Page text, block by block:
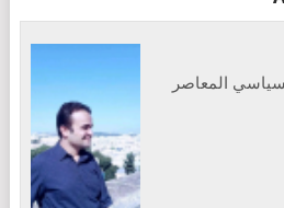
المعاصر